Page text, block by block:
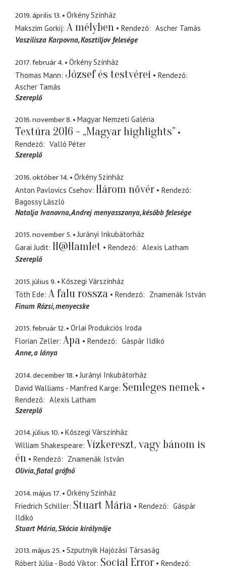
2019. április 13.
Örkény Színház
Makszim Gorkij A mélyben Rendező
Ascher Tamás
Vaszilisza Karpovna Kosztiljov felesége
2017. február 4.
Örkény Színház
Thomas Mann József és testvérei
Rendező
Ascher Tamás
Szereplő
2016. november 8. Magyar Nemzeti Galéria
Textúra 2016 - „Magyar highlights”
Rendező
Valló Péter
Szereplő
2016. október 14.
Örkény Színház
Anton Pavlovics Csehov Három nővér
Rendező
Bagossy László
Natalja Ivanovna Andrej menyasszonya, később felesége
2015. november 5.
Jurányi Inkubátorház
Garai Judit H@Hamlet Rendező
Alexis Latham
Szereplő
2015. július 9.
Kőszegi Várszínház
Tóth Ede A falu rossza Rendező
Znamenák István
Finum Rózsi menyecske
2015. február 12.
Orlai Produkciós Iroda
Florian Zeller Apa Rendező
Gáspár Ildikó
Anne a lánya
2014. december 18.
Jurányi Inkubátorház
David Walliams - Manfred Karge Semleges nemek
Rendező
Alexis Latham
Szereplő
2014. július 10.
Kőszegi Várszínház
William Shakespeare Vízkereszt, vagy bánom is
én
Rendező
Znamenák István
Olivia fiatal grófnő
2014. május 17.
Örkény Színház
Friedrich Schiller Stuart Mária Rendező
Gáspár
Ildikó
Stuart Mária Skócia királynője
2013. május 25.
Szputnyik Hajózási Társaság
Róbert Júlia - Bodó Viktor Social Error Rendező